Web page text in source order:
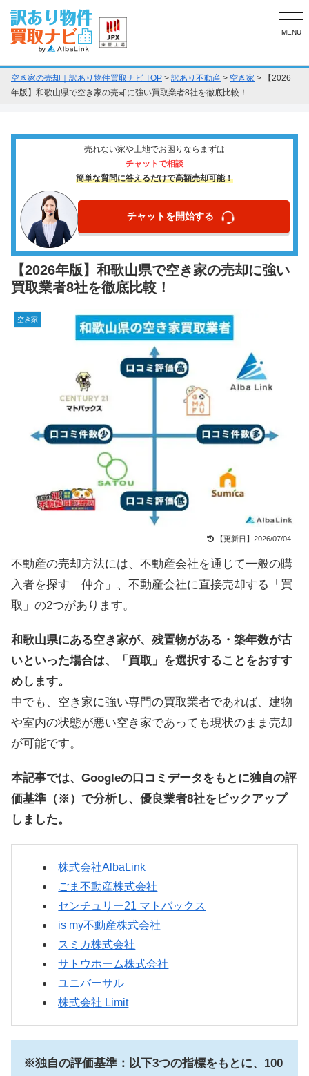
MENU
空き家の売却｜訳あり物件買取ナビ TOP > 訳あり不動産 > 空き家 >
【2026
年版】和歌山県で空き家の売却に強い買取業者8社を徹底比較！
売れない家や土地でお困りならまずは
チャットで相談
簡単な質問に答えるだけで高額売却可能！
チャットを開始する
【2026年版】和歌山県で空き家の売却に強い
買取業者8社を徹底比較！
空き家
【更新日】2026/07/04
不動産の売却方法には、不動産会社を通じて一般の購
入者を探す「仲介」、不動産会社に直接売却する「買
取」の2つがあります。
和歌山県にある空き家が、残置物がある・築年数が古
いといった場合は、「買取」を選択することをおすす
めします。
中でも、空き家に強い専門の買取業者であれば、建物
や室内の状態が悪い空き家であっても現状のまま売却
が可能です。
本記事では、Googleの口コミデータをもとに独自の評
価基準（※）で分析し、優良業者8社をピックアップ
しました。
株式会社AlbaLink
ごま不動産株式会社
センチュリー21 マトバックス
is my不動産株式会社
スミカ株式会社
サトウホーム株式会社
ユニバーサル
株式会社 Limit
※独自の評価基準：以下3つの指標をもとに、100